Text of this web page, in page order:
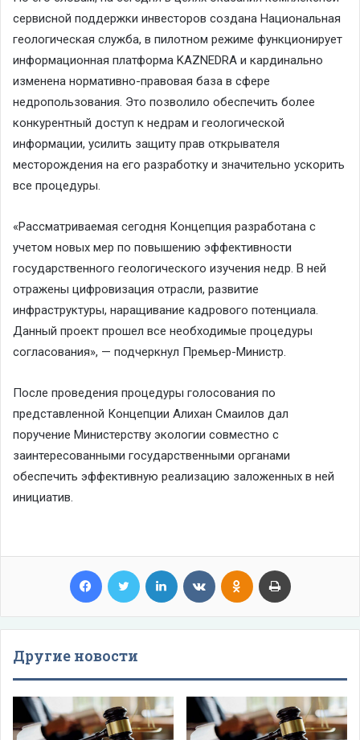
сервисной поддержки инвесторов создана Национальная
геологическая служба, в пилотном режиме функционирует
информационная платформа KAZNEDRA и кардинально
изменена нормативно-правовая база в сфере
недропользования. Это позволило обеспечить более
конкурентный доступ к недрам и геологической
информации, усилить защиту прав открывателя
месторождения на его разработку и значительно ускорить
все процедуры.
«Рассматриваемая сегодня Концепция разработана с
учетом новых мер по повышению эффективности
государственного геологического изучения недр. В ней
отражены цифровизация отрасли, развитие
инфраструктуры, наращивание кадрового потенциала.
Данный проект прошел все необходимые процедуры
согласования», — подчеркнул Премьер-Министр.
После проведения процедуры голосования по
представленной Концепции Алихан Смаилов дал
поручение Министерству экологии совместно с
заинтересованными государственными органами
обеспечить эффективную реализацию заложенных в ней
инициатив.
Facebook Twitter LinkedIn VKontakteOdnoklassniki
Другие новости